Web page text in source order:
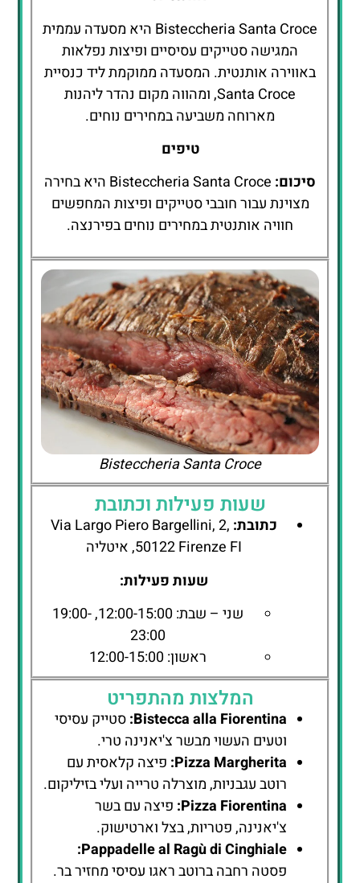
Bisteccheria Santa Croce היא מסעדה עממית
המגישה סטייקים עסיסיים ופיצות נפלאות
באווירה אותנטית. המסעדה ממוקמת ליד כנסיית
Santa Croce, ומהווה מקום נהדר ליהנות
מארוחה משביעה במחירים נוחים.
טיפים
סיכום:
Bisteccheria Santa Croce היא בחירה
מצוינת עבור חובבי סטייקים ופיצות המחפשים
חוויה אותנטית במחירים נוחים בפירנצה.
Bisteccheria Santa Croce
שעות פעילות וכתובת
כתובת: Via Largo Piero Bargellini, 2,
50122 Firenze FI, איטליה
שעות פעילות:
שני – שבת: 12:00-15:00, 19:00-
23:00
ראשון: 12:00-15:00
המלצות מהתפריט
Bistecca alla Fiorentina: סטייק עסיסי
וטעים העשוי מבשר צ'יאנינה טרי.
Pizza Margherita: פיצה קלאסית עם
רוטב עגבניות, מוצרלה טרייה ועלי בזיליקום.
Pizza Fiorentina: פיצה עם בשר
צ'יאנינה, פטריות, בצל וארטישוק.
Pappadelle al Ragù di Cinghiale:
פסטה רחבה ברוטב ראגו עסיסי מחזיר בר.